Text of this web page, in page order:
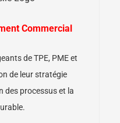
Commercial
de TPE, PME et
de leur stratégie
des processus et la